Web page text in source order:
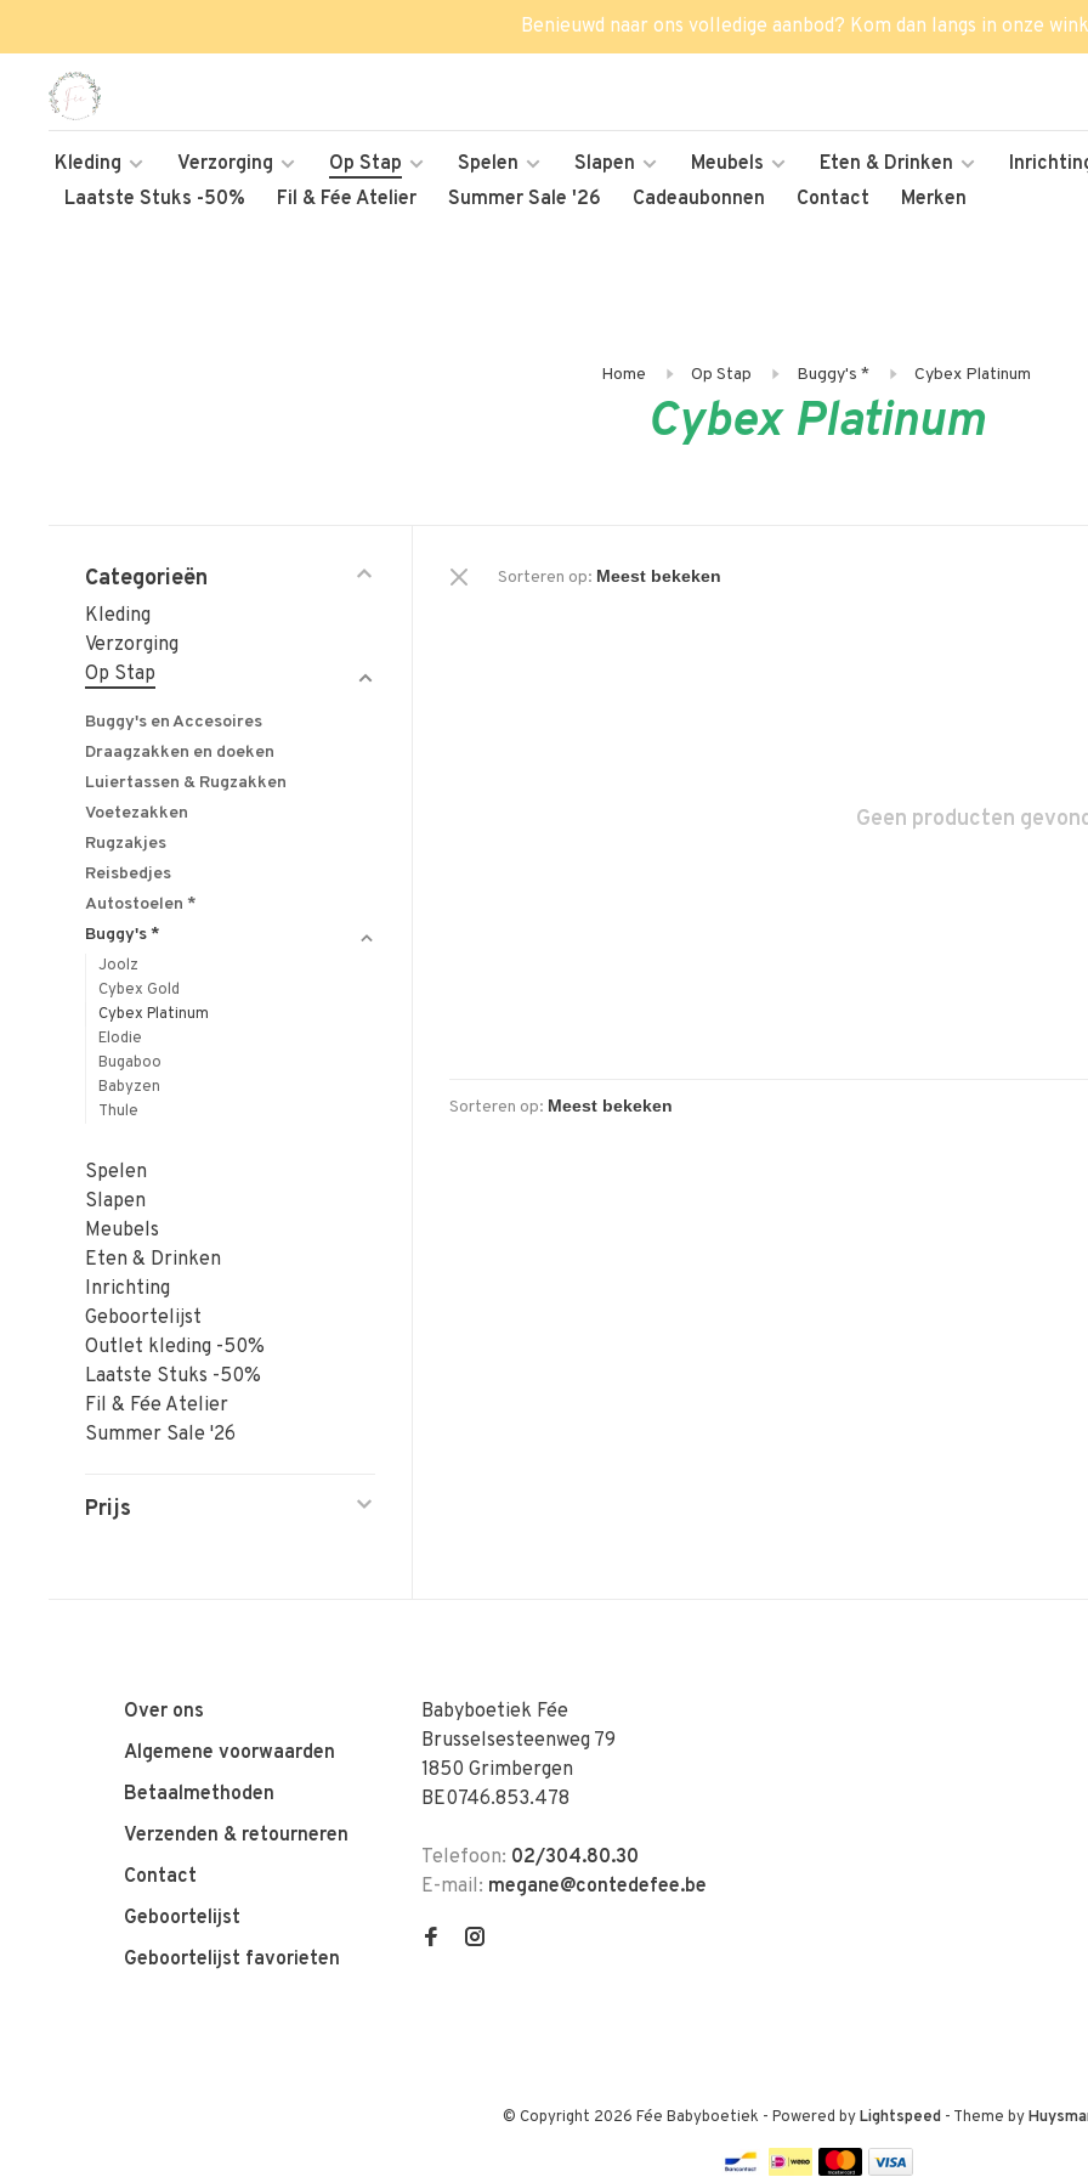
Benieuwd naar ons volledige aanbod? Kom dan langs in onze
Kleding Verzorging Op Stap Spelen Slapen Meubels Eten & Drinken
Laatste Stuks -50%
Fil & Fée Atelier Summer Sale '26 Cadeaubonnen Contact Merken
Home Op Stap Buggy's * Cybex Platinum
Cybex Platinum
Categorieën
Kleding
Verzorging
Op Stap
Buggy's en Accesoires
Draagzakken en doeken
Luiertassen & Rugzakken
Voetezakken
Rugzakjes
Reisbedjes
Autostoelen *
Buggy's *
Joolz
Cybex Gold
Cybex Platinum
Elodie
Bugaboo
Babyzen
Thule
Spelen
Slapen
Meubels
Eten & Drinken
Inrichting
Geboortelijst
Outlet kleding -50%
Laatste Stuks -50%
Fil & Fée Atelier
Summer Sale '26
Prijs
Sorteren op:
Geen producten
Sorteren op:
Over ons
Algemene voorwaarden
Betaalmethoden
Verzenden & retourneren
Contact
Geboortelijst
Geboortelijst favorieten
Babyboetiek Fée
Brusselsesteenweg 79
1850 Grimbergen
BE0746.853.478
Telefoon: 02/304.80.30
E-mail: megane@contedefee.be
© Copyright 2026 Fée Babyboetiek - Powered byLightspeed- Theme by